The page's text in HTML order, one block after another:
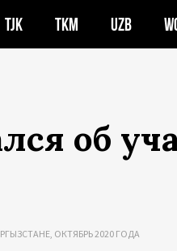
TJK TKM UZB
об
ОКТЯБРЬ 2020 ГОДА